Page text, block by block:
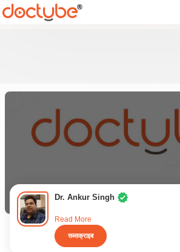
Dr. Ankur Singh
Read More
सब्सक्राइब